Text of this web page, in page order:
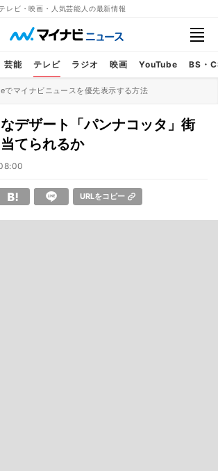
テレビ・映画・人気芸能人の最新情報
芸能 テレビ ラジオ 映画 YouTube BS・
でマイナビニュースを優先表示する方法
デザート「パンナコッタ」街
てられるか
URLをコピー